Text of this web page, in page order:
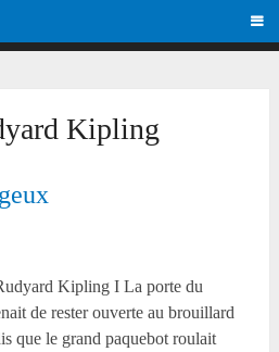
Kipling
Kipling I La porte du
de rester ouverte au brouillard
que le grand paquebot roulait